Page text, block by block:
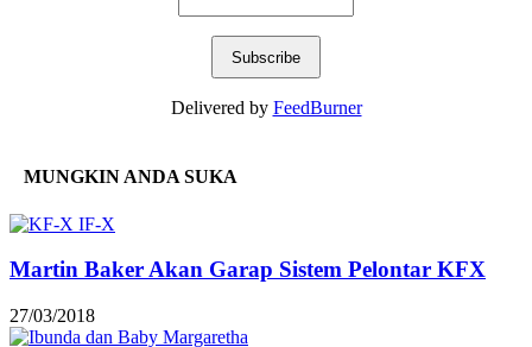
Delivered by FeedBurner
MUNGKIN ANDA SUKA
Martin Baker Akan Garap Sistem Pelontar KFX
27/03/2018